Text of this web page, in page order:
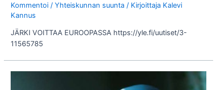
Kommentoi /Yhteiskunnan suunta / Kirjoittaja Kalevi
Kannus
JÄRKI VOITTAA EUROOPASSA https://yle.fi/uutiset/3-
11565785